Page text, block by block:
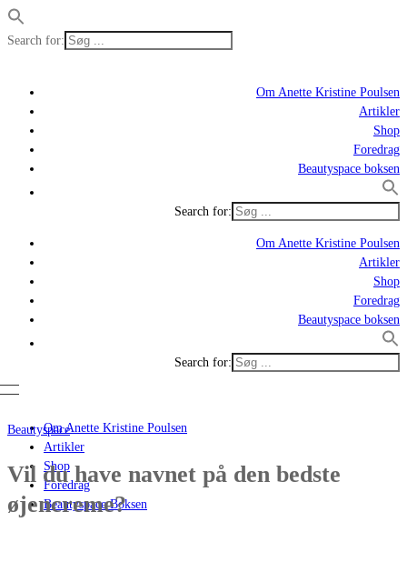
Search for:
Om Anette Kristine Poulsen
Artikler
Shop
Foredrag
Beautyspace boksen
Search for:
Om Anette Kristine Poulsen
Artikler
Shop
Foredrag
Beautyspace boksen
Search for:
Om Anette Kristine Poulsen
Artikler
Shop
Foredrag
Beautyspace Boksen
Beautyspace
Vil du have navnet på den bedste
øjencreme?